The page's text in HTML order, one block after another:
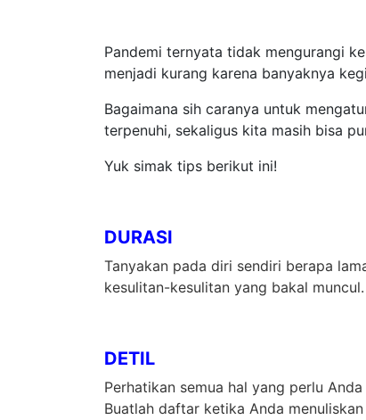
Pandemi ternyata tidak mengurangi
menjadi kurang karena banyaknya
Bagaimana sih caranya untuk
terpenuhi, sekaligus kita masih bisa
Yuk simak tips berikut ini!
DURASI
Tanyakan pada diri sendiri berapa
kesulitan-kesulitan yang bakal
DETIL
Perhatikan semua hal yang perlu
Buatlah daftar ketika Anda